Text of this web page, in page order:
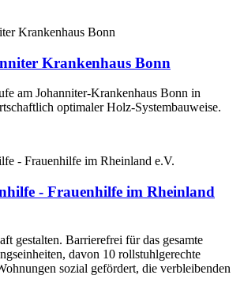
Krankenhaus Bonn
am Johanniter-Krankenhaus Bonn in
optimaler Holz-Systembauweise.
- Frauenhilfe im Rheinland
gestalten. Barrierefrei für das gesamte
davon 10 rollstuhlgerechte
sozial gefördert, die verbleibenden